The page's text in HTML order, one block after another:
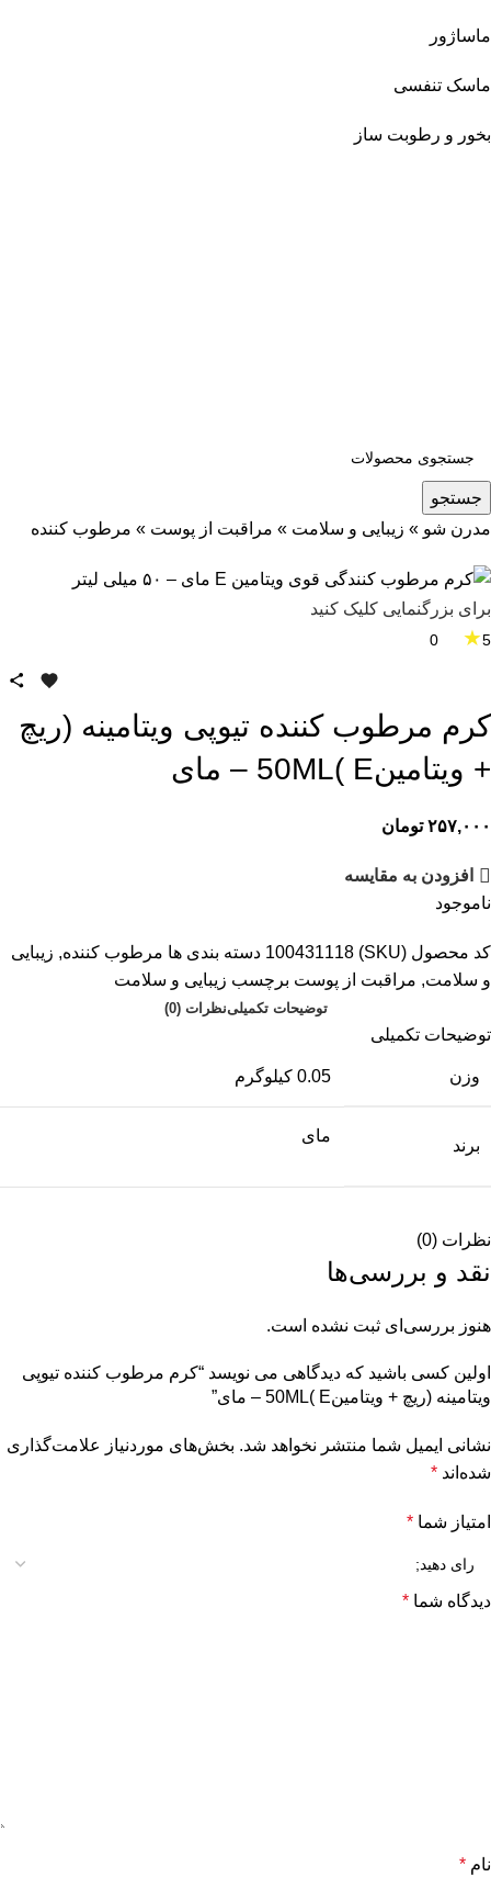
ماساژور
ماسک تنفسی
بخور و رطوبت ساز
جستجو
مدرن شو » زیبایی و سلامت » مراقبت از پوست » مرطوب کننده
برای بزرگنمایی کلیک کنید
5
★
کرم مرطوب کننده تیوپی ویتامینه (ریچ
+ ویتامین50ML( E – مای
۲۵۷,۰۰۰ تومان
افزودن به مقایسه
ناموجود
کد محصول (SKU) 100431118 دسته بندی ها مرطوب کننده, زیبایی
و سلامت, مراقبت از پوست برچسب زیبایی و سلامت
توضیحات تکمیلینظرات (0)
توضیحات تکمیلی
وزن 0.05 کیلوگرم
برند
مای
نظرات (0)
نقد و بررسی‌ها
هنوز بررسی‌ای ثبت نشده است.
اولین کسی باشید که دیدگاهی می نویسد “کرم مرطوب کننده تیوپی
ویتامینه (ریچ + ویتامین50ML( E – مای”
نشانی ایمیل شما منتشر نخواهد شد. بخش‌های موردنیاز علامت‌گذاری
شده‌اند *
امتیاز شما *
دیدگاه شما *
نام *